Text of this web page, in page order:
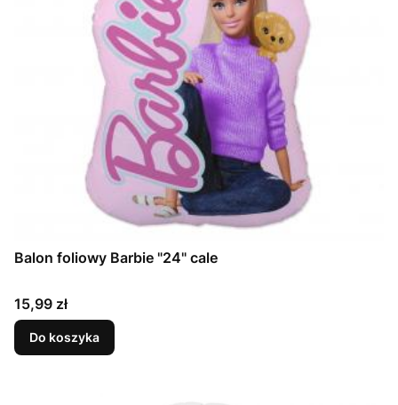
Balon foliowy Barbie "24" cale
Cena
15,99 zł
Do koszyka